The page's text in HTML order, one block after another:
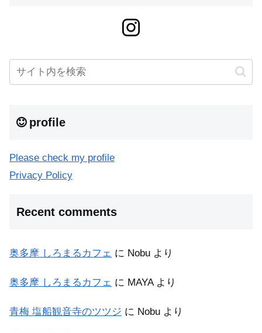
profile
Please check my profile
Privacy Policy
Recent comments
奥多摩 しろまるカフェ に Nobu より
奥多摩 しろまるカフェ に MAYAより
青梅 塩船観音寺のツツジ に Nobu より